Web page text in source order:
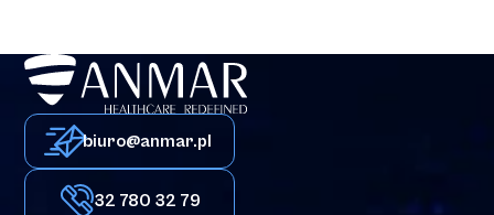
biuro@anmar.pl
32 780 32 79